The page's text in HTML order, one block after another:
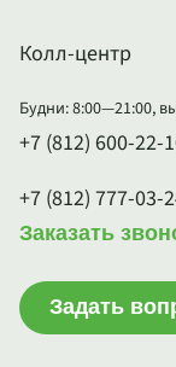
Колл-центр
Будни: 8:00—21:00,
+7 (812) 600-22-
+7 (812) 777-03-
Заказать
Задать